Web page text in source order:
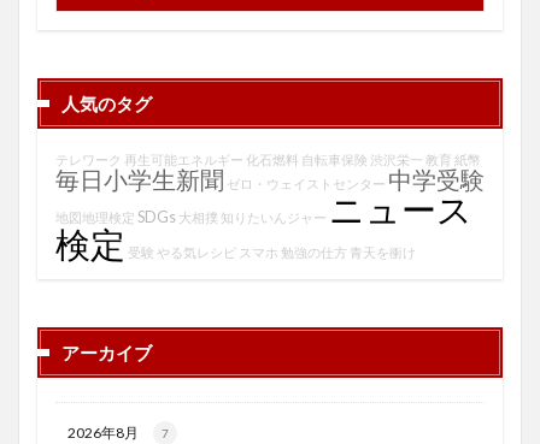
人気のタグ
テレワーク 再生可能エネルギー 化石燃料 自転車保険 渋沢栄一 教育 紙幣
毎日小学生新聞 ゼロ・ウェイストセンター 中学受験
地図地理検定 SDGs 大相撲 知りたいんジャー ニュース
検定 受験 やる気レシピ スマホ 勉強の仕方 青天を衝け
アーカイブ
2026年8月 7